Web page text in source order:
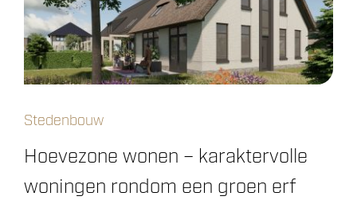
Hoevezone wonen – karaktervolle
woningen rondom een groen erf
Stedenbouw